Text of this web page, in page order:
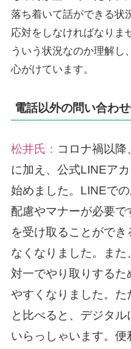
落ち着いて話ができる状
応対をしなければなりま
ういう状況なのか理解し
心がけています。
電話以外の問い合わ
松井氏： コロナ禍以
に加え、公式LINEア
始めました。LINEで
配慮やマナーが必要
を受け取ることがで
なくなりました。ま
対一でやり取りするた
やすくなりました。
と比べると、デジタル
いらっしゃいます。